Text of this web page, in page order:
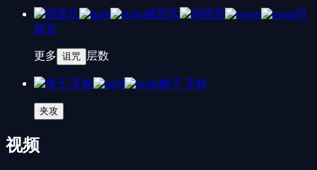
德雷坎
玛
丽安
更多 诅咒 层数
单子 艾娃
夹攻
视频